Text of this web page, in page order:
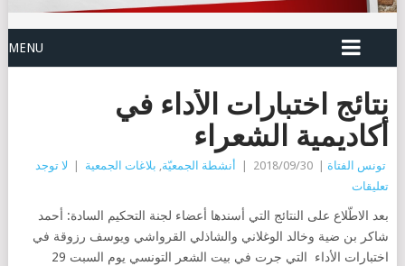
MENU
نتائج اختبارات الأداء في
أكاديمية الشعراء
تونس الفتاة 2018/09/30 أنشطة الجمعيّة, بلاغات الجمعية
لا توجد
تعليقات
بعد الاطّلاع على النتائج التي أسندها أعضاء لجنة التحكيم السادة: أحمد
شاكر بن ضية وخالد الوغلاني والشاذلي القرواشي ويوسف رزوقة في
اختبارات الأداء التي جرت في بيت الشعر التونسي يوم السبت 29